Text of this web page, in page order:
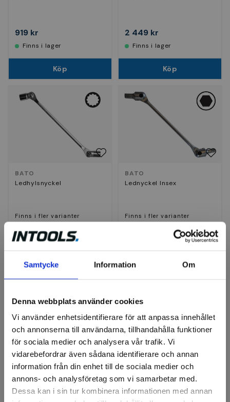
Samtycke Information Om
Denna webbplats använder cookies
Vi använder enhetsidentifierare för att anpassa innehållet
och annonserna till användarna, tillhandahålla funktioner
för sociala medier och analysera vår trafik. Vi
vidarebefordrar även sådana identifierare och annan
information från din enhet till de sociala medier och
annons- och analysföretag som vi samarbetar med.
Dessa kan i sin tur kombinera informationen med annan
919 kr
Finns i lager
Köp
2 449 kr
Finns i lager
Köp
BATO
Ledhylsnyckel
Finns i fler varianter
164 kr
Finns i lager
Visa
BATO
Lednyckel Insex
Finns i fler varianter
BATO
Lednyckel Torx
GEDORE
Ledhylsnyckel Nr. 34